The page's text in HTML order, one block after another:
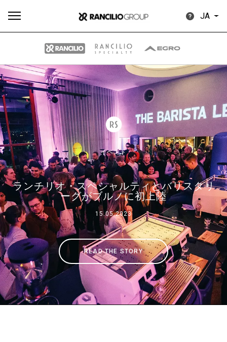
JA
イベント
ランチリオ・スペシャルティとバリスタリ
ーグがブルノに初上陸
15.05.2023
READ THE STORY
す
べ
て
製品
情報
ニュ
ース
ダウン
る
Our brands
グループ
ニュース
歴史